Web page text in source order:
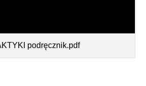
podręcznik.pdf